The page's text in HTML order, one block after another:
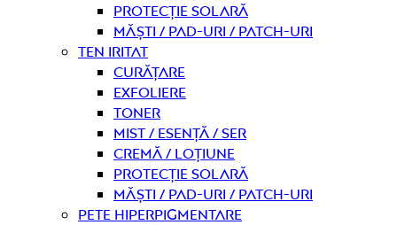
Protecție solară
Măști / Pad-uri / Patch-uri
Ten iritat
curățare
Exfoliere
Toner
Mist / Esență / Ser
Cremă / Loțiune
Protecție solară
Măști / Pad-uri / Patch-uri
Pete hiperpigmentare